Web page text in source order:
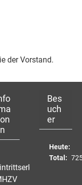
der Vorstand.
Bes
uch
er
Heute:
Total: